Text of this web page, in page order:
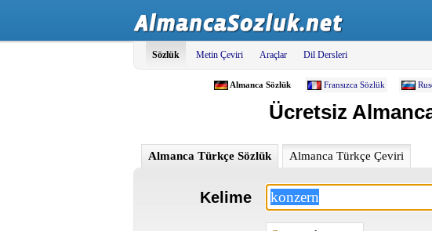
Sözlük Metin Çeviri Araçlar Dil Dersleri
Almanca Sözlük Fransızca Sözlük
Ücretsiz
Almanca Türkçe Sözlük Almanca Türkçe Çeviri
Kelime